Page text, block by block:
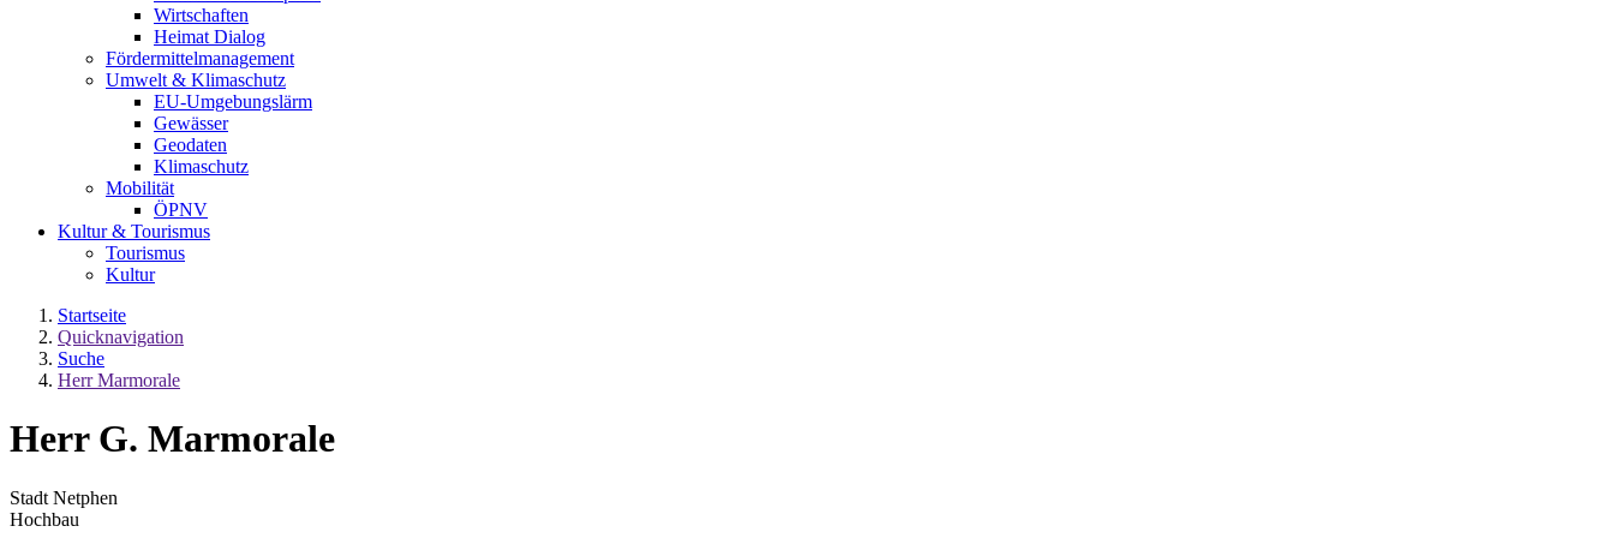
Wirtschaften
Heimat Dialog
Fördermittelmanagement
Umwelt & Klimaschutz
EU-Umgebungslärm
Gewässer
Geodaten
Klimaschutz
Mobilität
ÖPNV
Kultur & Tourismus
Tourismus
Kultur
Startseite
Quicknavigation
Suche
Herr Marmorale
Herr G. Marmorale
Stadt Netphen
Hochbau